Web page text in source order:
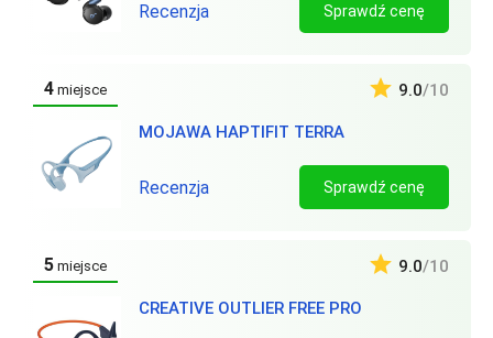
Recenzja Sprawdź cenę
4 miejsce
MOJAWA HAPTIFIT TERRA
9.0/10
Recenzja Sprawdź cenę
5 miejsce
CREATIVE OUTLIER FREE PRO
9.0/10